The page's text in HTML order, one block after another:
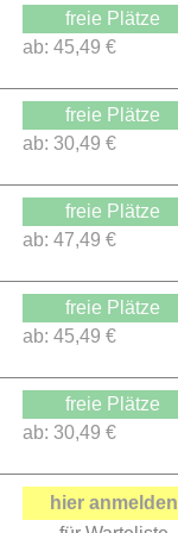
freie Plätze
ab: 45,49 €
freie Plätze
ab: 30,49 €
freie Plätze
ab: 47,49 €
freie Plätze
ab: 45,49 €
freie Plätze
ab: 30,49 €
hier anmelden